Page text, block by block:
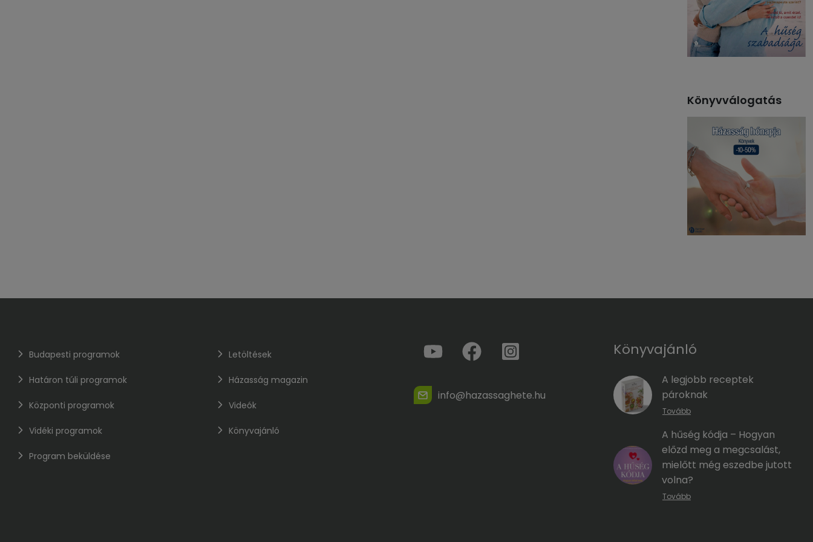
Könyvválogatás
Budapesti programok
Határon túli programok
Központi programok
Vidéki programok
Program beküldése
Letöltések
Házasság magazin
Videók
Könyvajánló
info@hazassaghete.hu
Könyvajánló
A legjobb receptek
pároknak
Tovább
A hűség kódja – Hogyan
előzd meg a megcsalást,
mielőtt még eszedbe jutott
volna?
Tovább